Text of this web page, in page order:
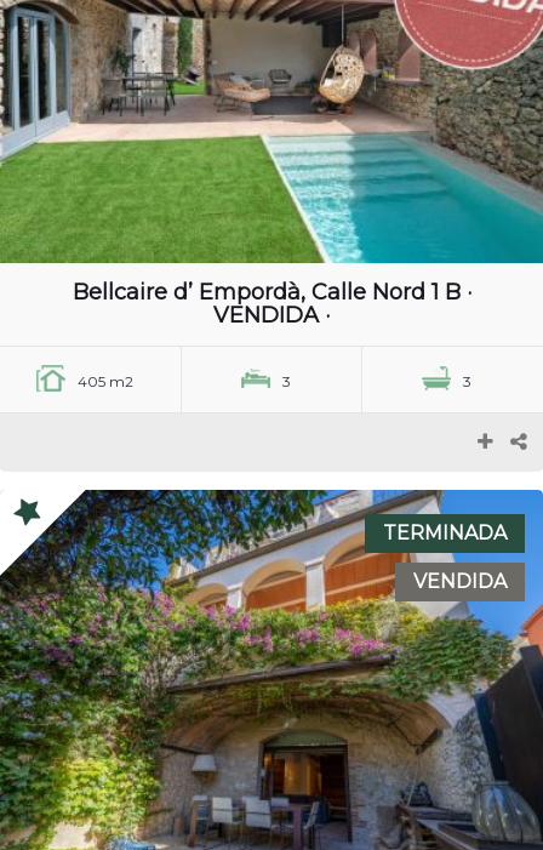
Bellcaire d’ Empordà, Calle Nord 1 B ·
VENDIDA ·
405 m2 3 3
TERMINADA
VENDIDA